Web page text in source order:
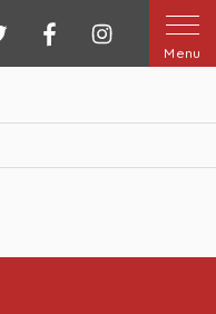
ツイッターフェイスブック
インスタグ
Menu